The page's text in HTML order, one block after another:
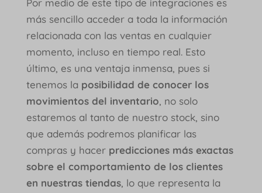
Por medio de este tipo de integraciones es
más sencillo acceder a toda la información
relacionada con las ventas en cualquier
momento, incluso en tiempo real. Esto
último, es una ventaja inmensa, pues si
tenemos la posibilidad de conocer los
movimientos del inventario, no solo
estaremos al tanto de nuestro stock, sino
que además podremos planificar las
compras y hacer predicciones más exactas
sobre el comportamiento de los clientes
en nuestras tiendas, lo que representa la